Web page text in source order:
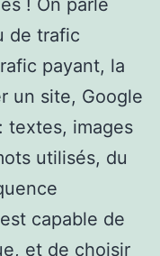
de trafic
payant, la
un site, Google
textes, images
utilisés, du
capable de
et de choisir